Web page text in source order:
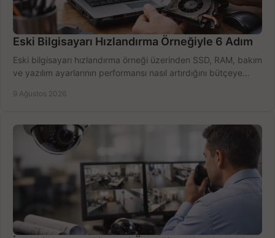
Eski Bilgisayarı Hızlandırma Örneğiyle 6 Adım
Eski bilgisayarı hızlandırma örneği üzerinden SSD, RAM, bakım
ve yazılım ayarlarının performansı nasıl artırdığını bütçeye
9 Ağustos 2026